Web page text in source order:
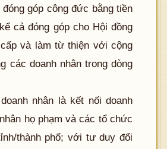
góp công đức bằng tiền
cả đóng góp cho Hội đồng
và làm từ thiện với cộng
các doanh nhân trong dòng
nhân là kết nối doanh
họ phạm và các tổ chức
thành phố; với tư duy đổi